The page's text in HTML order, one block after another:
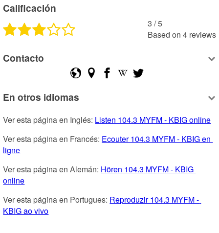
Calificación
3 /5
Based on 4 reviews
Contacto
En otros idiomas
Ver esta página en Inglés: Listen 104.3 MYFM - KBIG online
Ver esta página en Francés: Ecouter 104.3 MYFM - KBIG en
ligne
Ver esta página en Alemán: Hören 104.3 MYFM - KBIG
online
Ver esta página en Portugues: Reproduzir 104.3 MYFM -
KBIG ao vivo